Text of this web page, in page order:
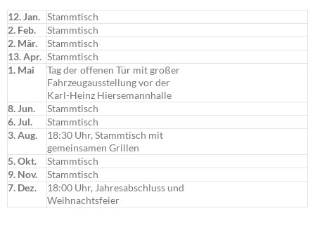
12. Jan. Stammtisch
2. Feb.
Stammtisch
2. Mär.
Stammtisch
13. Apr. Stammtisch
1. Mai
Tag der offenen Tür mit großer
Fahrzeugausstellung vor der
Karl-Heinz Hiersemannhalle
8. Jun.
Stammtisch
6. Jul.
Stammtisch
3. Aug.
18:30 Uhr, Stammtisch mit
gemeinsamen Grillen
5. Okt.
Stammtisch
9. Nov.
Stammtisch
7. Dez.
18:00 Uhr, Jahresabschluss und
Weihnachtsfeier